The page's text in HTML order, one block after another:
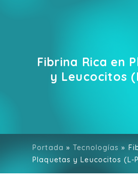
Fibrina Rica en
y Leucocitos
[aioseo_breadcrumbs]
Portada »Tecnologías »
Plaquetas y Leucocitos (L-